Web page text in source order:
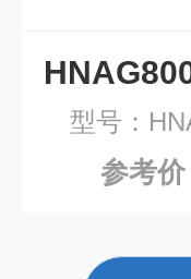
型号：
参考价